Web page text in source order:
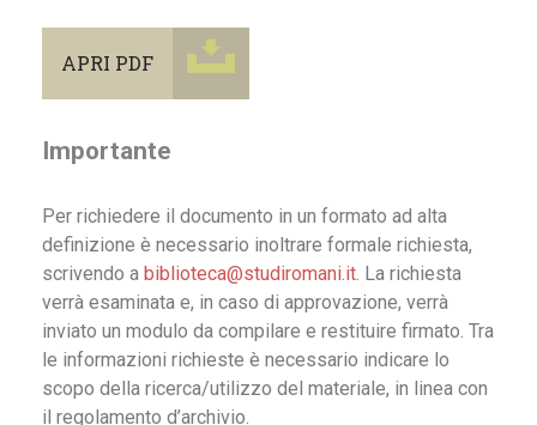
APRI PDF
Importante
Per richiedere il documento in un formato ad alta
definizione è necessario inoltrare formale richiesta,
scrivendo a biblioteca@studiromani.it. La richiesta
verrà esaminata e, in caso di approvazione, verrà
inviato un modulo da compilare e restituire firmato. Tra
le informazioni richieste è necessario indicare lo
scopo della ricerca/utilizzo del materiale, in linea con
il regolamento d’archivio.